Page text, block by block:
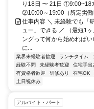
り18日 〜 21日
②10:00～19:00（所定労
仕事内容 ＼ 未経験でも「
ュー」できる ／ （最短1
ングって何から始めれば
に...
業界未経験者歓迎 ランチタイム
経験不問
未経験者歓迎 住宅手当
有資格者歓迎
研修あり 在宅OK
土日祝休み
アルバイト・パート